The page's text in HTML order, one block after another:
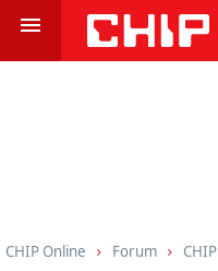
CHIP Online Forum